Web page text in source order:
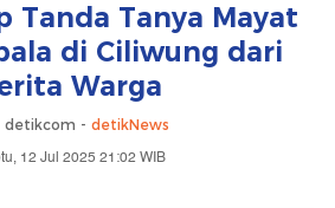
Tanda Tanya Mayat
di Ciliwung dari
Warga
detikcom - detikNews
12 Jul 2025 21:02 WIB